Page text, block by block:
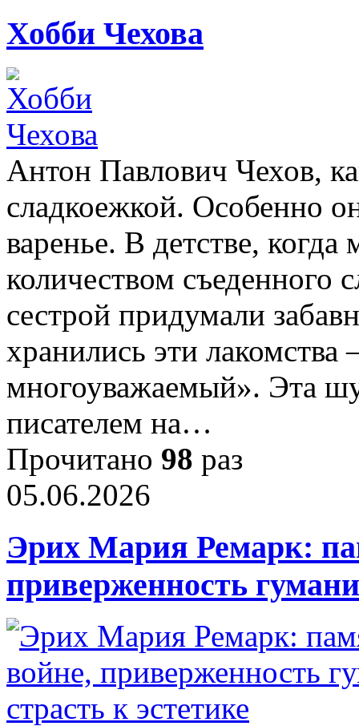
Хобби Чехова
Антон Павлович Чехов,
сладкоежкой. Особенно
варенье. В детстве, когда
количеством съеденного
сестрой придумали
хранились эти лакомства
многоуважаемый». Эта
писателем на…
Прочитано 98 раз
05.06.2026
Эрих Мария Ремарк:
приверженность